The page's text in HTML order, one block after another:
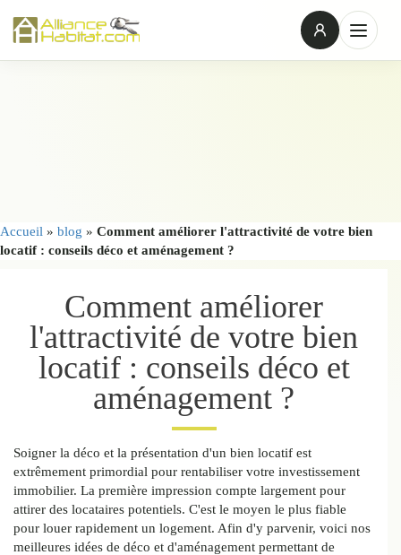
Accueil » blog » Comment améliorer l'attractivité de votre bien
locatif : conseils déco et aménagement ?
Comment améliorer
l'attractivité de votre bien
locatif : conseils déco et
aménagement ?
Soigner la déco et la présentation d'un bien locatif est
extrêmement primordial pour rentabiliser votre investissement
immobilier. La première impression compte largement pour
attirer des locataires potentiels. C'est le moyen le plus fiable
pour louer rapidement un logement. Afin d'y parvenir, voici nos
meilleures idées de déco et d'aménagement permettant de